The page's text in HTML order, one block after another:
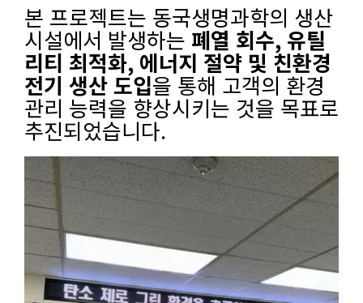
본 프로젝트는 동국생명과학의 생산
시설에서 발생하는 폐열 회수, 유틸
리티 최적화, 에너지 절약 및 친환경
전기 생산 도입을 통해 고객의 환경
관리 능력을 향상시키는 것을 목표로
추진되었습니다.